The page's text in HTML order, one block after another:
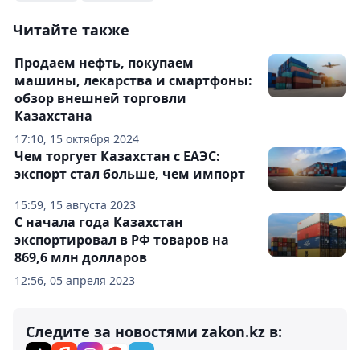
Читайте также
17:10, 15 октября 2024
Продаем нефть, покупаем
машины, лекарства и смартфоны:
обзор внешней торговли
Казахстана
15:59, 15 августа 2023
Чем торгует Казахстан с ЕАЭС:
экспорт стал больше, чем импорт
12:56, 05 апреля 2023
С начала года Казахстан
экспортировал в РФ товаров на
869,6 млн долларов
Следите за новостями zakon.kz в: